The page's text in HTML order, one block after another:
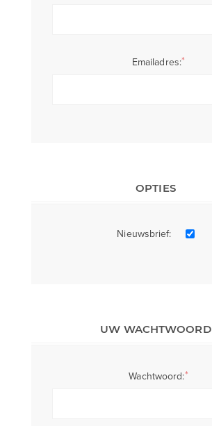
Emailadres:*
OPTIES
Nieuwsbrief:
UW WACHTWOORD
Wachtwoord:*